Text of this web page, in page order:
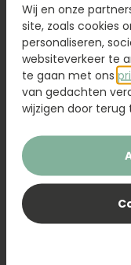
Boeket Raya
Wij en onze
site, zoals cookies
personaliseren,
websiteverkeer te
te gaan met ons
van gedachten
wijzigen door terug